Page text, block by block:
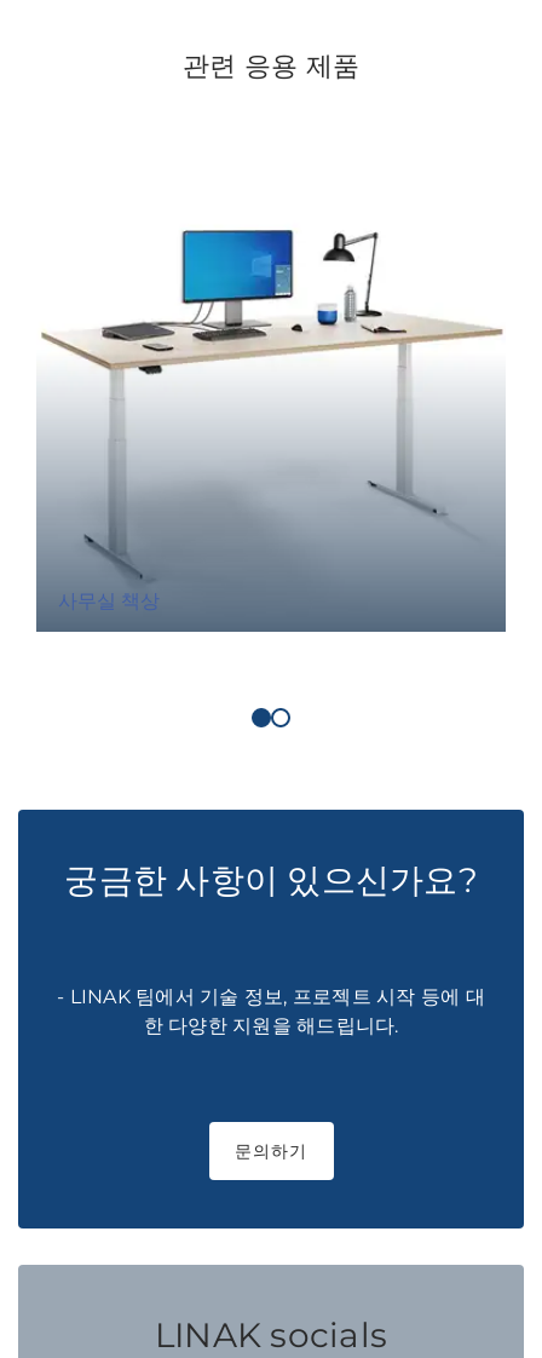
관련 응용 제품
사무실 책상
궁금한 사항이 있으신가요?
- LINAK 팀에서 기술 정보, 프로젝트 시작 등에 대
한 다양한 지원을 해드립니다.
문의하기
LINAK socials